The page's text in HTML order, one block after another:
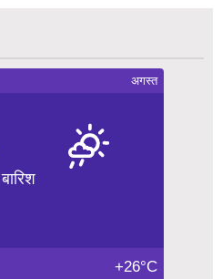
अगस्त
बारिश
+26°C